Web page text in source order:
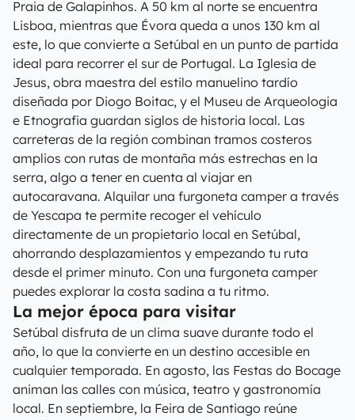
Praia de Galapinhos. A 50 km al norte se encuentra
Lisboa, mientras que Évora queda a unos 130 km al
este, lo que convierte a Setúbal en un punto de partida
ideal para recorrer el sur de Portugal. La Iglesia de
Jesus, obra maestra del estilo manuelino tardío
diseñada por Diogo Boitac, y el Museu de Arqueologia
e Etnografia guardan siglos de historia local. Las
carreteras de la región combinan tramos costeros
amplios con rutas de montaña más estrechas en la
serra, algo a tener en cuenta al viajar en
autocaravana. Alquilar una furgoneta camper a través
de Yescapa te permite recoger el vehículo
directamente de un propietario local en Setúbal,
ahorrando desplazamientos y empezando tu ruta
desde el primer minuto. Con una furgoneta camper
puedes explorar la costa sadina a tu ritmo.
La mejor época para visitar
Setúbal disfruta de un clima suave durante todo el
año, lo que la convierte en un destino accesible en
cualquier temporada. En agosto, las Festas do Bocage
animan las calles con música, teatro y gastronomía
local. En septiembre, la Feira de Santiago reúne